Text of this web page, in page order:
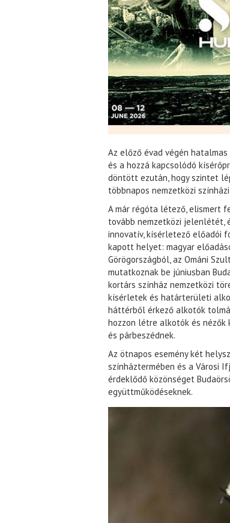
Az előző évad végén
és a hozzá kapcsolódó
döntött ezután, hogy szintet
többnapos nemzetközi
A már régóta létező, elismert
tovább nemzetközi jelenlétét,
innovatív, kísérletező előadói
kapott helyet: magyar
Görögországból, az Ománi
mutatkoznak be júniusban
kortárs színház nemzetközi
kísérletek és határterületi
háttérből érkező alkotók
hozzon létre alkotók és nézők
és párbeszédnek.
Az ötnapos esemény két
színháztermében és a Városi
érdeklődő közönséget
együttműködéseknek.